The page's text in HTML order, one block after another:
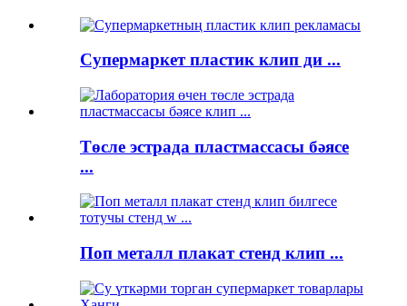
Супермаркет пластик клип ди ...
Төсле эстрада пластмассасы бәясе
...
Поп металл плакат стенд клип ...